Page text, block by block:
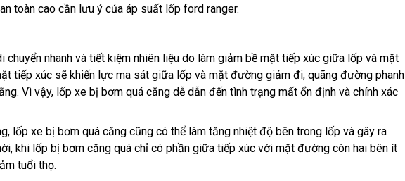
toàn cao cần lưu ý của áp suất lốp ford ranger.
chuyển nhanh và tiết kiệm nhiên liệu do làm giảm bề mặt tiếp xúc giữa lốp và mặt
tiếp xúc sẽ khiến lực ma sát giữa lốp và mặt đường giảm đi, quãng đường phanh
Vì vậy, lốp xe bị bơm quá căng dễ dẫn đến tình trạng mất ổn định và chính xác
lốp xe bị bơm quá căng cũng có thể làm tăng nhiệt độ bên trong lốp và gây ra
khi lốp bị bơm căng quá chỉ có phần giữa tiếp xúc với mặt đường còn hai bên ít
tuổi thọ.